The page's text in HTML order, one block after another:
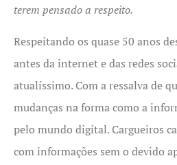
terem pensado a respeito.
Respeitando os quase 50 anos
antes da internet e das redes
atualíssimo. Com a ressalva de
mudanças na forma como a
pelo mundo digital. Cargueiros
com informações sem o devido